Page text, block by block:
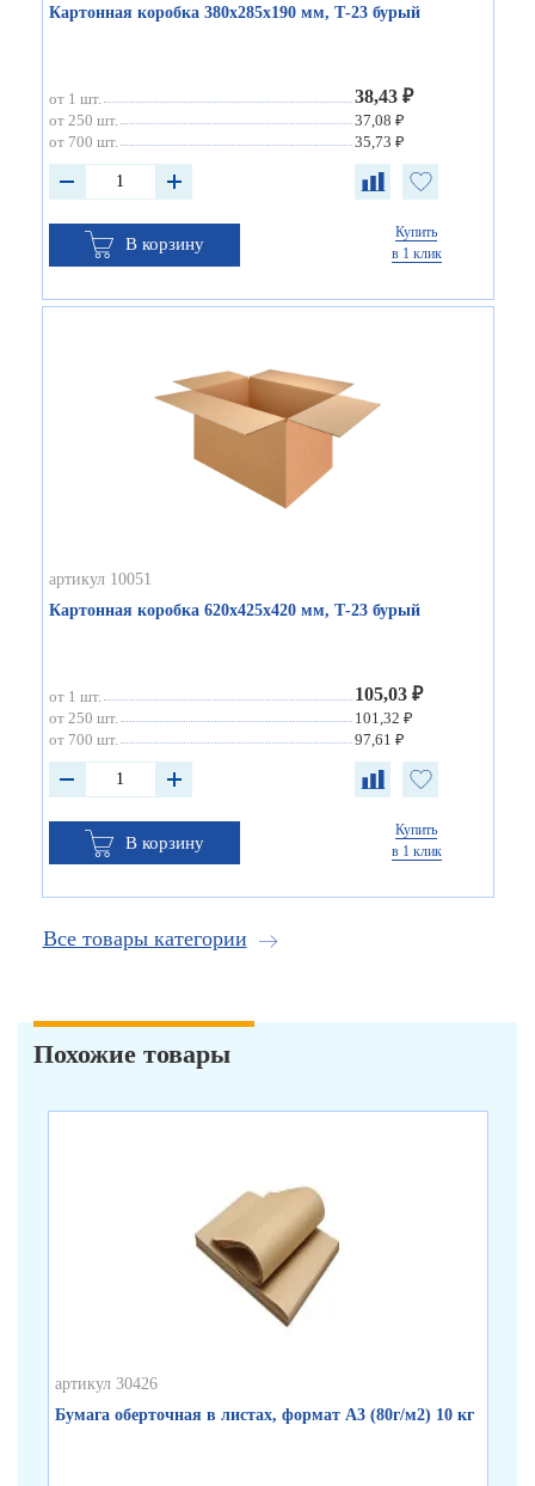
Картонная коробка 380х285х190 мм, Т-23 бурый
от 1 шт. 38,43 ₽
от 250 шт.
37,08 ₽
от 700 шт.
35,73 ₽
В корзину
Купить
в 1 клик
артикул 10051
Картонная коробка 620х425х420 мм, Т-23 бурый
от 1 шт. 105,03 ₽
от 250 шт.
101,32 ₽
от 700 шт.
97,61 ₽
В корзину
Купить
в 1 клик
Все товары категории
Похожие товары
артикул 30426
Бумага оберточная в листах, формат А3 (80г/м2) 10 кг